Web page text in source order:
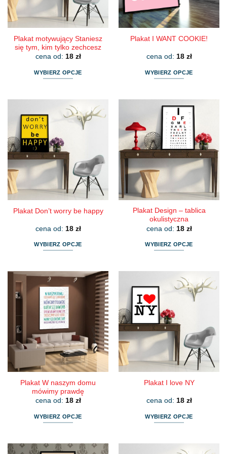
stronie
produktu
stronie
produktu
Plakat motywujący Staniesz
się tym, kim tylko zechcesz
cena od: 18 zł
WYBIERZ OPCJE
wiele
wariantów.
Opcje
można
wybrać
na
stronie
produktu
Plakat I WANT COOKIE!
cena od: 18 zł
WYBIERZ OPCJE
ma
wiele
wariantów.
Opcje
można
wybrać
na
stronie
produktu
Plakat Don’t worry be happy
cena od: 18 zł
WYBIERZ OPCJE
ma
wiele
wariantów.
Opcje
można
wybrać
na
stronie
produktu
Plakat Design – tablica
okulistyczna
cena od: 18 zł
WYBIERZ OPCJE
wiele
wariantów.
Opcje
można
wybrać
na
stronie
produktu
Plakat W naszym domu
mówimy prawdę
cena od: 18 zł
WYBIERZ OPCJE
ma
Plakat I love NY
cena od: 18 zł
WYBIERZ OPCJE